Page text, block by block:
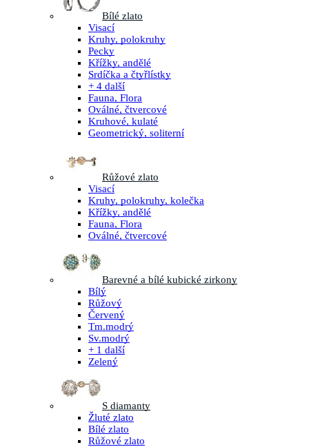
Bílé zlato
Visací
Kruhy, polokruhy
Pecky
Křížky, andělé
Srdíčka a čtyřlístky
+ 4 další
Fauna, Flora
Oválné, čtvercové
Kruhové, kulaté
Geometrický, soliterní
Růžové zlato
Visací
Kruhy, polokruhy, kolečka
Křížky, andělé
Fauna, Flora
Oválné, čtvercové
Barevné a bílé kubické zirkony
Bílý
Růžový
Červený
Tm.modrý
Sv.modrý
+ 1 další
Zelený
S diamanty
Žluté zlato
Bílé zlato
Růžové zlato